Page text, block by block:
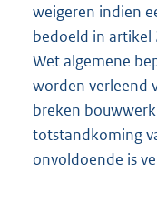
weigeren indien
bedoeld in artikel
Wet algemene
worden verleend
breken
totstandkoming
onvoldoende is